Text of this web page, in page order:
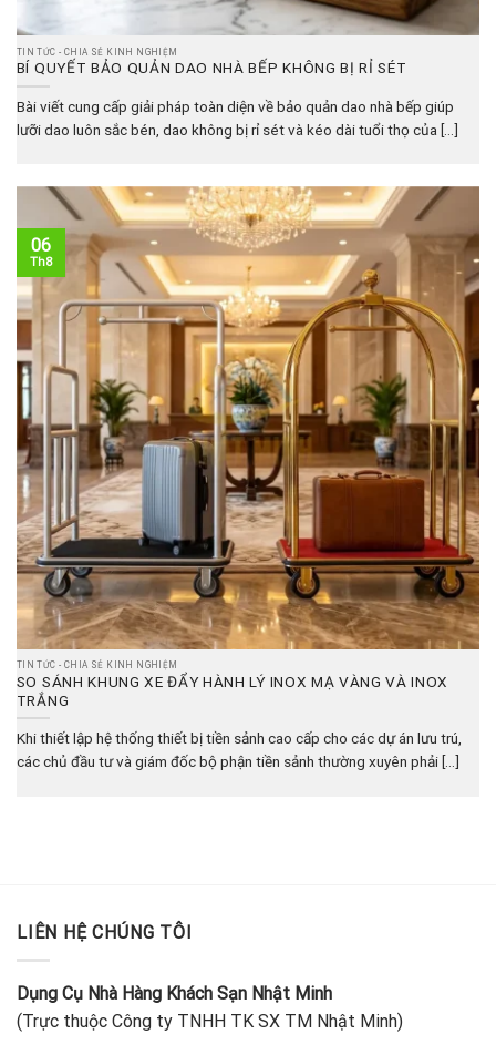
TIN TỨC - CHIA SẺ KINH NGHIỆM
BÍ QUYẾT BẢO QUẢN DAO NHÀ BẾP KHÔNG BỊ RỈ SÉT
Bài viết cung cấp giải pháp toàn diện về bảo quản dao nhà bếp giúp
lưỡi dao luôn sắc bén, dao không bị rỉ sét và kéo dài tuổi thọ của [...]
TIN TỨC - CHIA SẺ KINH NGHIỆM
SO SÁNH KHUNG XE ĐẨY HÀNH LÝ INOX MẠ VÀNG VÀ INOX
TRẮNG
Khi thiết lập hệ thống thiết bị tiền sảnh cao cấp cho các dự án lưu trú,
các chủ đầu tư và giám đốc bộ phận tiền sảnh thường xuyên phải [...]
06
Th8
LIÊN HỆ CHÚNG TÔI
Dụng Cụ Nhà Hàng Khách Sạn Nhật Minh
(Trực thuộc Công ty TNHH TK SX TM Nhật Minh)